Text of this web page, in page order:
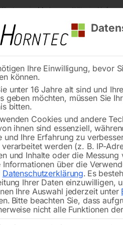
Markenqualität
Reinigung
(Metall) AG 1/2′
🔍
für
Ihre Einwilligung, bevor
können.
unter 16 Jahre alt sind und
geben möchten, müssen Sie
bitten.
Cookies und andere
ihnen sind essenziell,
und Ihre Erfahrung zu
verarbeitet werden (z. B. IP-
und Inhalte oder die Messung
Informationen über die
Datenschutzerklärung. Es
Ihrer Daten einzuwilligen,
Ihre Auswahl jederzeit unter
Bitte beachten Sie, dass
nicht alle Funktionen